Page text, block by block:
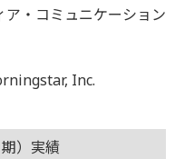
ア・コミュニケーション
Inc.
）実績